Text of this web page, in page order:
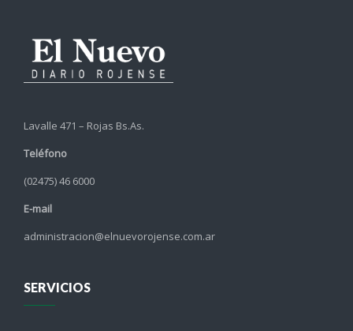
Lavalle 471 – Rojas Bs.As.
Teléfono
(02475) 46 6000
E-mail
administracion@elnuevorojense.com.ar
SERVICIOS